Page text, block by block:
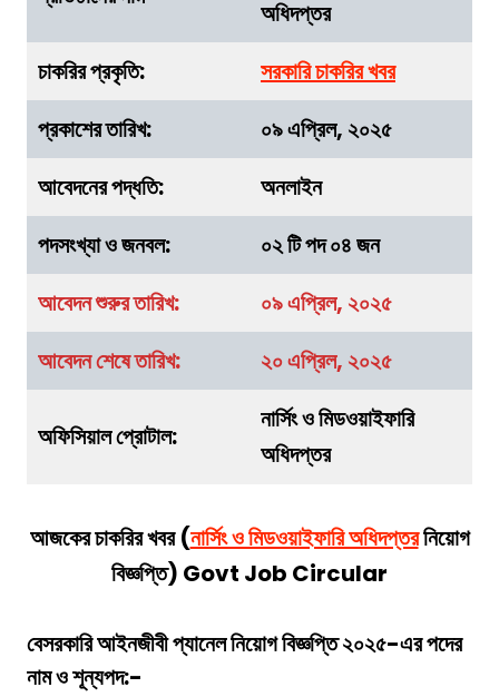
অধিদপ্তর
চাকরিরপ্রকৃতি:
সরকারি চাকরির খবর
প্রকাশের তারিখ:
০৯ এপ্রিল, ২০২৫
আবেদনের পদ্ধতি:
অনলাইন
পদসংখ্যা ও জনবল:
০২ টি পদ ০৪ জন
আবেদন শুরুর তারিখ:
০৯ এপ্রিল, ২০২৫
আবেদন শেষে তারিখ:
২০ এপ্রিল, ২০২৫
অফিসিয়াল প্রোটাল:
নার্সিং ও মিডওয়াইফারি
অধিদপ্তর
আজকের চাকরির খবর (নার্সিং ও মিডওয়াইফারি অধিদপ্তরনিয়োগ
বিজ্ঞপ্তি) Govt Job Circular
বেসরকারি আইনজীবী প্যানেল নিয়োগ বিজ্ঞপ্তি২০২৫-এর পদের
নাম ও শূন্যপদ:-